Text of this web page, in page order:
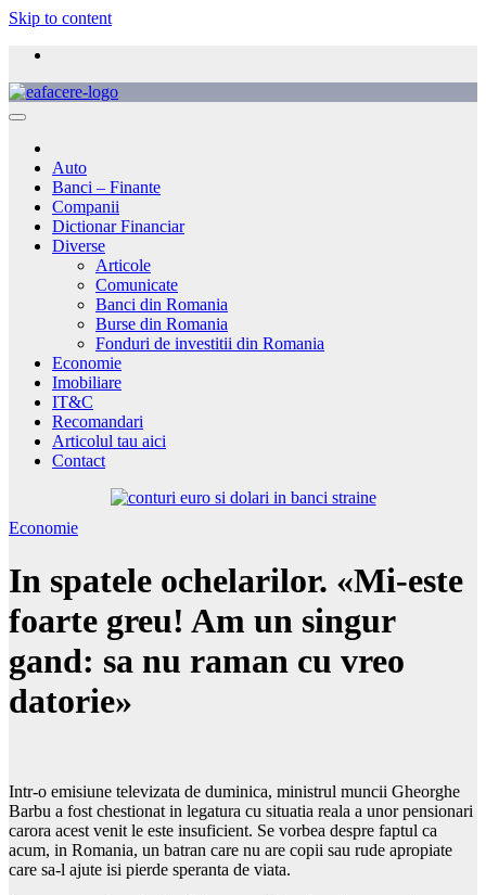
Skip to content
Auto
Banci – Finante
Companii
Dictionar Financiar
Diverse
Articole
Comunicate
Banci din Romania
Burse din Romania
Fonduri de investitii din Romania
Economie
Imobiliare
IT&C
Recomandari
Articolul tau aici
Contact
Economie
In spatele ochelarilor. «Mi-este
foarte greu! Am un singur
gand: sa nu raman cu vreo
datorie»
Intr-o emisiune televizata de duminica, ministrul muncii Gheorghe
Barbu a fost chestionat in legatura cu situatia reala a unor pensionari
carora acest venit le este insuficient. Se vorbea despre faptul ca
acum, in Romania, un batran care nu are copii sau rude apropiate
care sa-l ajute isi pierde speranta de viata.